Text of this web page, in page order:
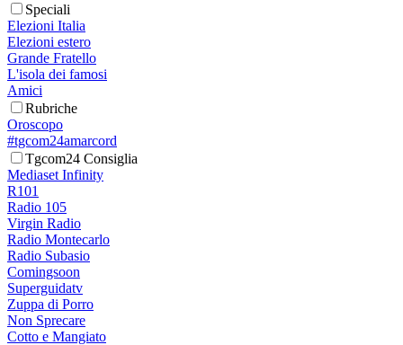
Speciali
Elezioni Italia
Elezioni estero
Grande Fratello
L'isola dei famosi
Amici
Rubriche
Oroscopo
#tgcom24amarcord
Tgcom24 Consiglia
Mediaset Infinity
R101
Radio 105
Virgin Radio
Radio Montecarlo
Radio Subasio
Comingsoon
Superguidatv
Zuppa di Porro
Non Sprecare
Cotto e Mangiato